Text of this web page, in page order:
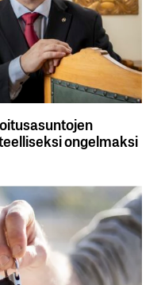
ongelmaksi